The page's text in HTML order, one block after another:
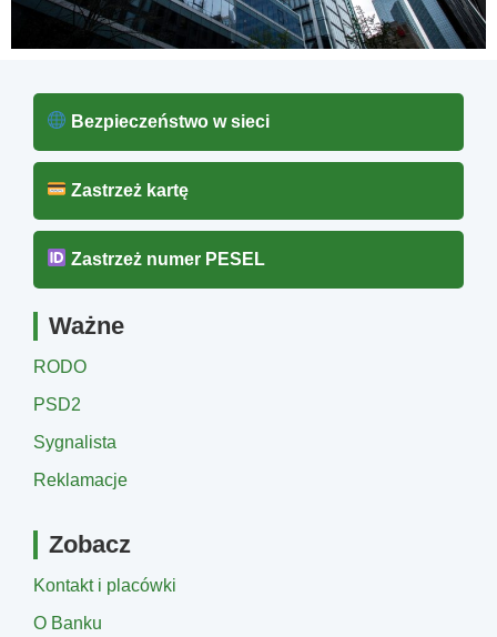
Bezpieczeństwo w sieci
Zastrzeż kartę
Zastrzeż numer PESEL
Ważne
RODO
PSD2
Sygnalista
Reklamacje
Zobacz
Kontakt i placówki
O Banku